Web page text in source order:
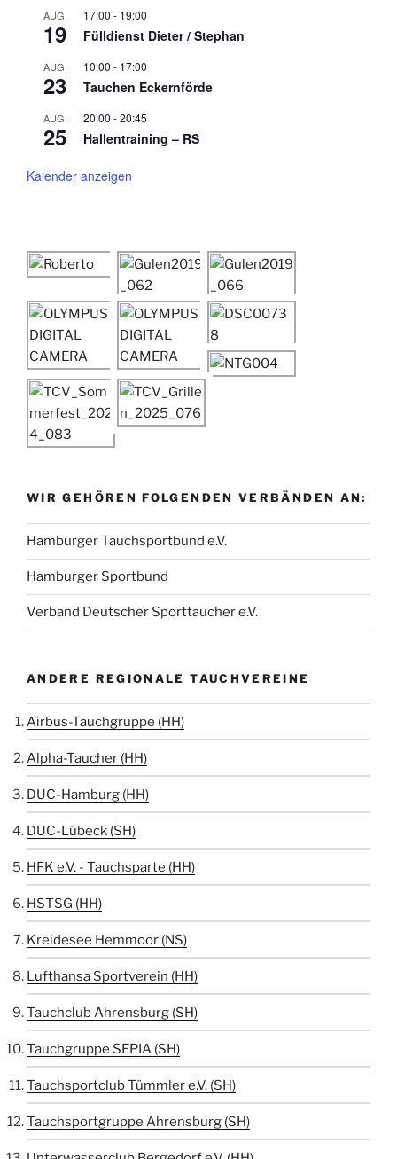
AUG.
19
17:00 - 19:00
Fülldienst Dieter / Stephan
AUG.
23
10:00 - 17:00
Tauchen Eckernförde
AUG.
25
20:00 -20:45
Hallentraining – RS
Kalender anzeigen
WIR GEHÖREN FOLGENDEN VERBÄNDEN AN:
Hamburger Tauchsportbund e.V.
Hamburger Sportbund
Verband Deutscher Sporttaucher e.V.
ANDERE REGIONALE TAUCHVEREINE
Airbus-Tauchgruppe (HH)
Alpha-Taucher (HH)
DUC-Hamburg (HH)
DUC-Lübeck (SH)
HFK e.V. - Tauchsparte (HH)
HSTSG (HH)
Kreidesee Hemmoor (NS)
Lufthansa Sportverein (HH)
Tauchclub Ahrensburg (SH)
Tauchgruppe SEPIA (SH)
Tauchsportclub Tümmler e.V. (SH)
Tauchsportgruppe Ahrensburg (SH)